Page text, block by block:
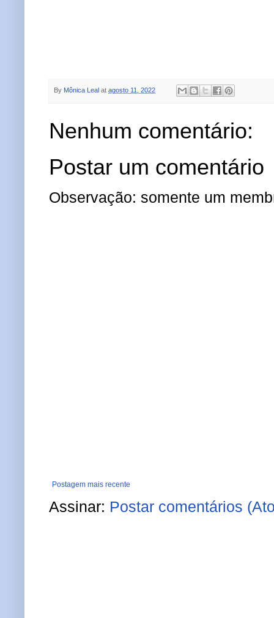
By Mônica Leal at agosto 11, 2022
Nenhum comentário:
Postar um comentário
Observação: somente um
Postagem mais recente
Assinar: Postar comentários